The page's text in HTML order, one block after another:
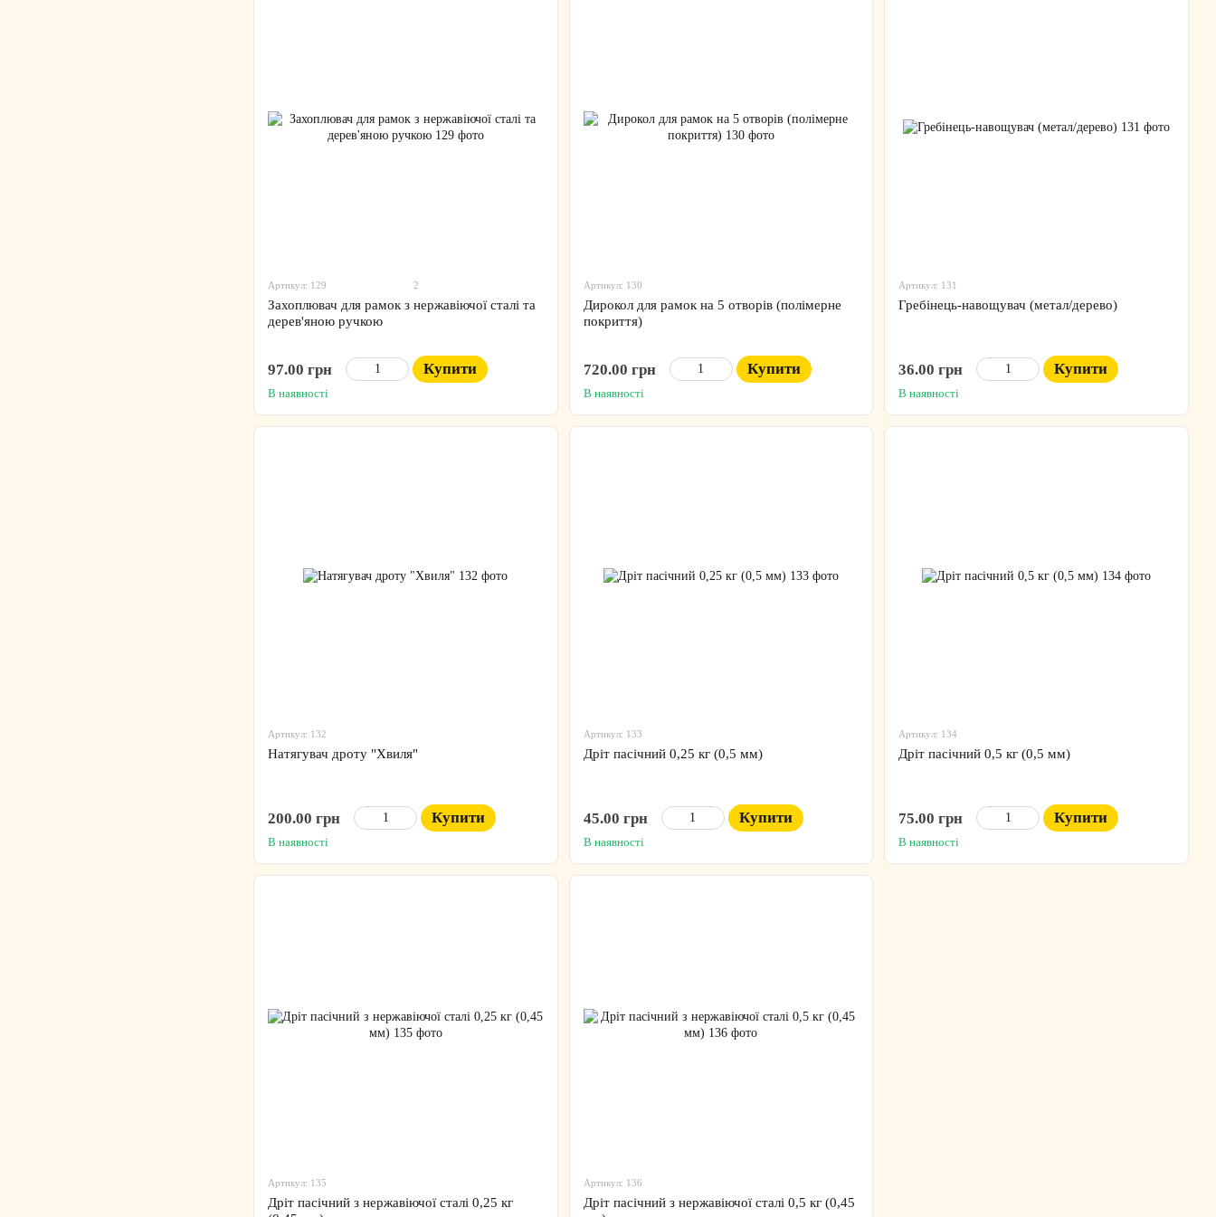
Артикул: 129 2
Захоплювач для рамок з нержавіючої сталі та
дерев'яною ручкою
97.00 грн Купити
В наявності
Артикул: 130
Дирокол для рамок на 5 отворів (полімерне
покриття)
720.00 грн Купити
В наявності
Артикул: 131
Гребінець-навощувач (метал/дерево)
36.00 грн Купити
В наявності
Артикул: 132
Натягувач дроту "Хвиля"
200.00 грн Купити
В наявності
Артикул: 133
Дріт пасічний 0,25 кг (0,5 мм)
45.00 грн Купити
В наявності
Артикул: 134
Дріт пасічний 0,5 кг (0,5 мм)
75.00 грн Купити
В наявності
Артикул: 135
Дріт пасічний з нержавіючої сталі 0,25 кг
Артикул: 136
Дріт пасічний з нержавіючої сталі 0,5 кг (0,45